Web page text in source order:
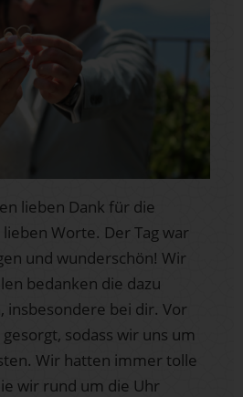
lieben Dank für die
Worte. Der Tag war
und wunderschön! Wir
bedanken die dazu
insbesondere bei dir. Vor
sodass wir uns um
Wir hatten immer tolle
wir rund um die Uhr